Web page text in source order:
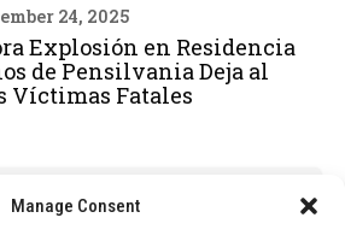
Manage Consent
24, 2025
Explosión en Residencia
de Pensilvania Deja al
Víctimas Fatales